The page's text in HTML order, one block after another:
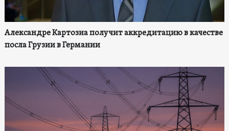
Александре Картозиа получит аккредитацию в качестве
посла Грузии в Германии